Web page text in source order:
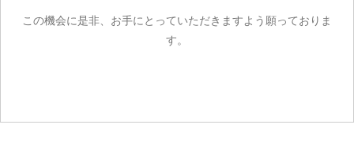
この機会に是非、お手にとっていただきますよう願っておりま
す。